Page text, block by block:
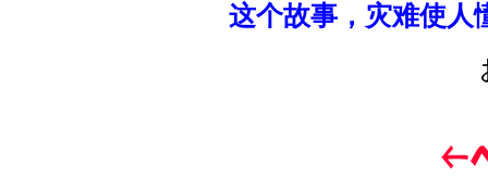
这个故事，灾难使人